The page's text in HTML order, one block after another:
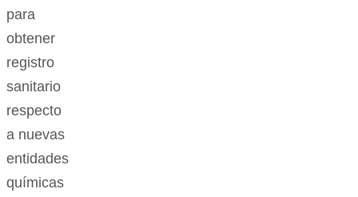
para
obtener
registro
sanitario
respecto
a nuevas
entidades
químicas